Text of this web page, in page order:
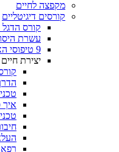
מקפצה לחיים
קורסים דיגיטליים
קורס הדגל
עשרת
9 טיפוסי האישיות- אניאגרם
יצירת
איך